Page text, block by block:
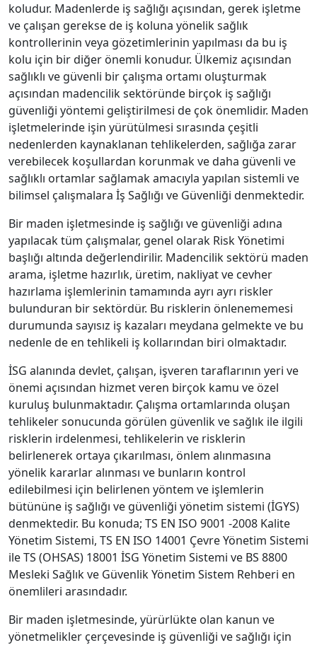
koludur. Madenlerde iş sağlığı açısından, gerek işletme
ve çalışan gerekse de iş koluna yönelik sağlık
kontrollerinin veya gözetimlerinin yapılması da bu iş
kolu için bir diğer önemli konudur. Ülkemiz açısından
sağlıklı ve güvenli bir çalışma ortamı oluşturmak
açısından madencilik sektöründe birçok iş sağlığı
güvenliği yöntemi geliştirilmesi de çok önemlidir. Maden
işletmelerinde işin yürütülmesi sırasında çeşitli
nedenlerden kaynaklanan tehlikelerden, sağlığa zarar
verebilecek koşullardan korunmak ve daha güvenli ve
sağlıklı ortamlar sağlamak amacıyla yapılan sistemli ve
bilimsel çalışmalara İş Sağlığı ve Güvenliği denmektedir.
Bir maden işletmesinde iş sağlığı ve güvenliği adına
yapılacak tüm çalışmalar, genel olarak Risk Yönetimi
başlığı altında değerlendirilir. Madencilik sektörü maden
arama, işletme hazırlık, üretim, nakliyat ve cevher
hazırlama işlemlerinin tamamında ayrı ayrı riskler
bulunduran bir sektördür. Bu risklerin önlenememesi
durumunda sayısız iş kazaları meydana gelmekte ve bu
nedenle de en tehlikeli iş kollarından biri olmaktadır.
İSG alanında devlet, çalışan, işveren taraflarının yeri ve
önemi açısından hizmet veren birçok kamu ve özel
kuruluş bulunmaktadır. Çalışma ortamlarında oluşan
tehlikeler sonucunda görülen güvenlik ve sağlık ile ilgili
risklerin irdelenmesi, tehlikelerin ve risklerin
belirlenerek ortaya çıkarılması, önlem alınmasına
yönelik kararlar alınması ve bunların kontrol
edilebilmesi için belirlenen yöntem ve işlemlerin
bütününe iş sağlığı ve güvenliği yönetim sistemi (İGYS)
denmektedir. Bu konuda; TS EN ISO 9001 -2008 Kalite
Yönetim Sistemi, TS EN ISO 14001 Çevre Yönetim Sistemi
ile TS (OHSAS) 18001 İSG Yönetim Sistemi ve BS 8800
Mesleki Sağlık ve Güvenlik Yönetim Sistem Rehberi en
önemlileri arasındadır.
Bir maden işletmesinde, yürürlükte olan kanun ve
yönetmelikler çerçevesinde iş güvenliği ve sağlığı için